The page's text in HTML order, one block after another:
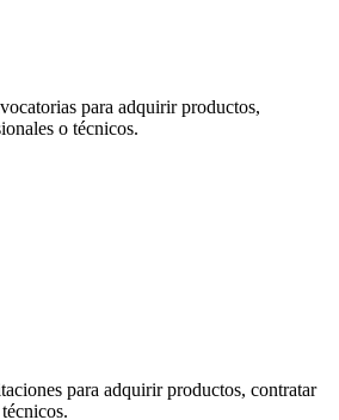
para adquirir productos,
o técnicos.
para adquirir productos, contratar